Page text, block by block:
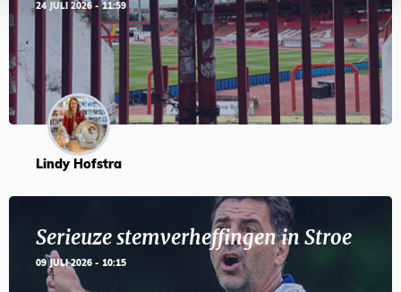
24 JULI 2026 - 11:59
Lindy Hofstra
Serieuze stemverheffingen in Stroe
09 JULI 2026 - 10:15